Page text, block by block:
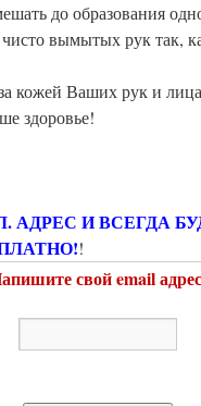
до образования
вымытых рук так,
кожей Ваших рук и
здоровье!
АДРЕС И ВСЕГДА
!
свой email